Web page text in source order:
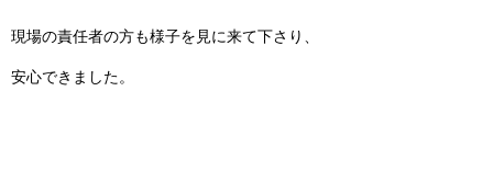
現場の責任者の方も様子を見に来て下さり、
安心できました。